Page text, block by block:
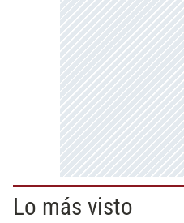
Lo más visto